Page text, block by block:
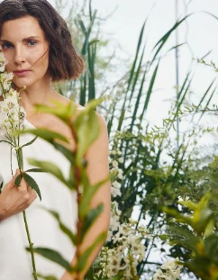
распространения этой
собирать и
остатки. Осенью —
перекопать, не
место 3 года.
поражаются
теплиц необходима
проникновения
об успешном
посевах с
не любит морковь, а